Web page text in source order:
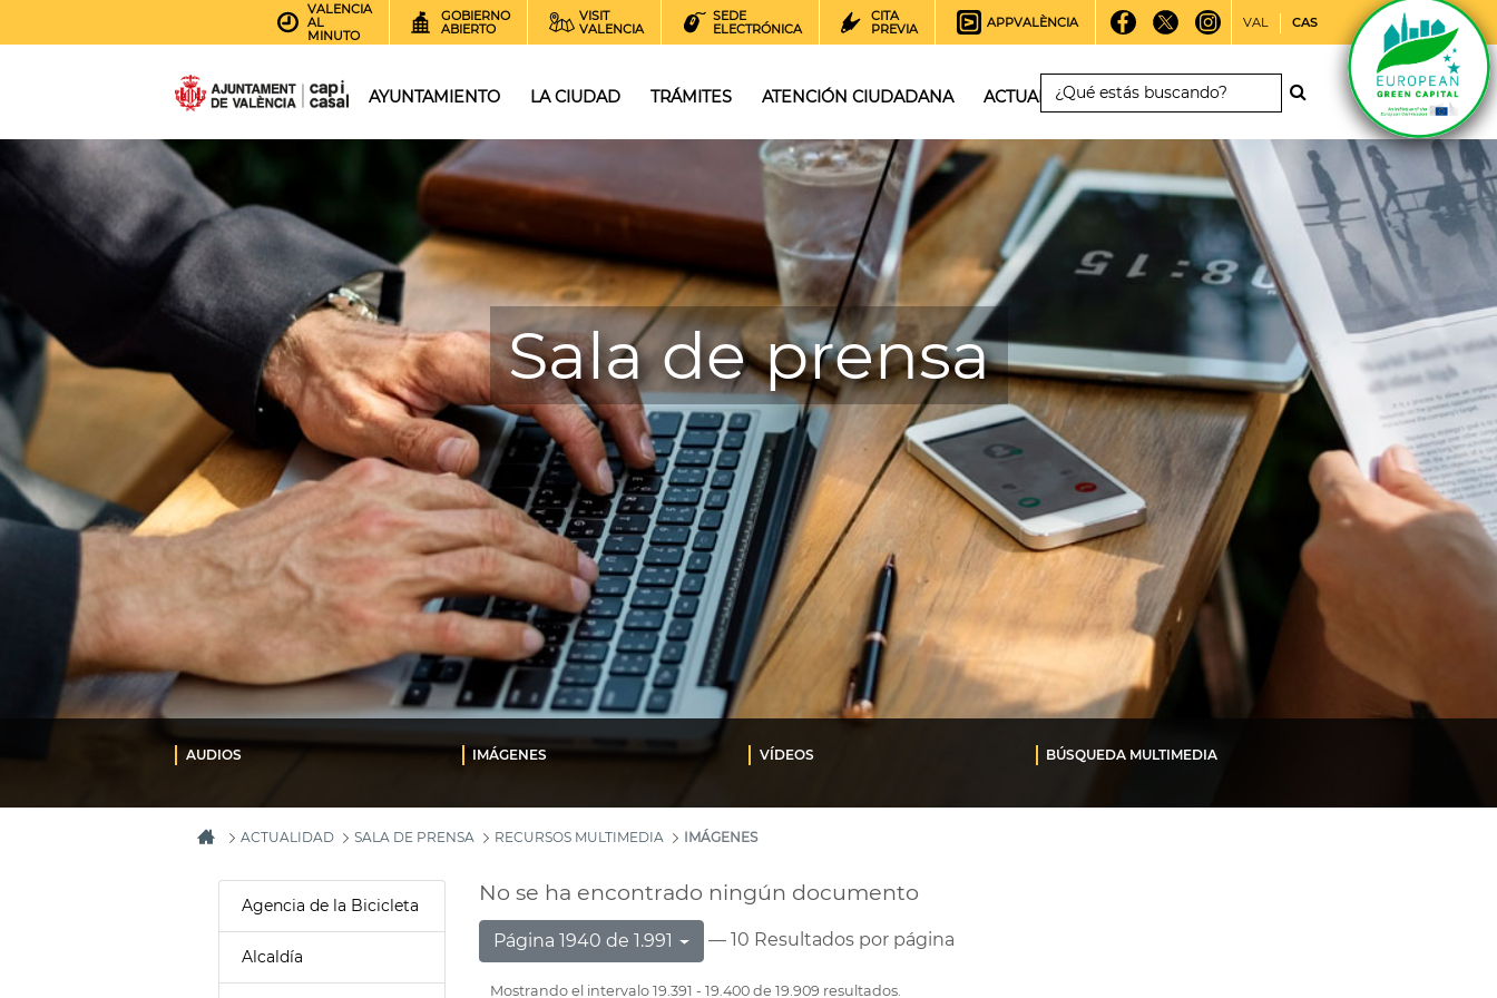
VALENCIA
AL
MINUTO
GOBIERNO
ABIERTO
VISIT
VALENCIA
SEDE
ELECTRÓNICA
CITA
PREVIA
APPVALÈNCIA VAL CAS
AYUNTAMIENTO LA CIUDAD TRÁMITES ATENCIÓN CIUDADANA ACTUALIDAD
Sala de prensa
AUDIOS IMÁGENES VÍDEOS BÚSQUEDA MULTIMEDIA
ACTUALIDAD SALA DE PRENSA RECURSOS MULTIMEDIA IMÁGENES
Agencia de la Bicicleta
Alcaldía
No se ha encontrado ningún documento
Página 1940 de 1.991 — 10 Resultados por página
Mostrando el intervalo 19.391 - 19.400 de 19.909 resultados.